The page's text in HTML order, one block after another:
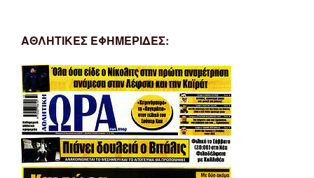
ΑΘΛΗΤΙΚΕΣ ΕΦΗΜΕΡΙΔΕΣ: